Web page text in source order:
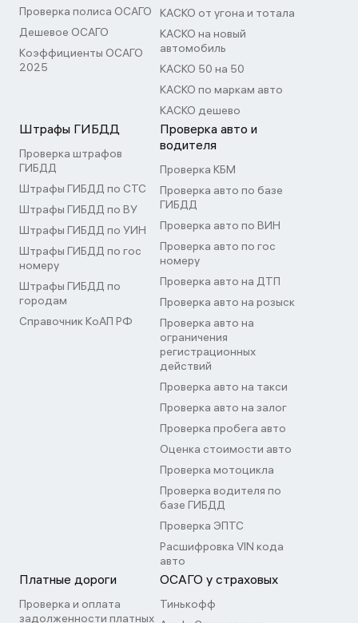
Проверка полиса ОСАГО
Дешевое ОСАГО
Коэффициенты ОСАГО
2025
КАСКО от угона и тотала
КАСКО на новый
автомобиль
КАСКО 50 на 50
КАСКО по маркам авто
КАСКО дешево
Штрафы ГИБДД
Проверка штрафов
ГИБДД
Штрафы ГИБДД по СТС
Штрафы ГИБДД по ВУ
Штрафы ГИБДД по УИН
Штрафы ГИБДД по гос
номеру
Штрафы ГИБДД по
городам
Справочник КоАП РФ
Проверка авто и
водителя
Проверка КБМ
Проверка авто по базе
ГИБДД
Проверка авто по ВИН
Проверка авто по гос
номеру
Проверка авто на ДТП
Проверка авто на розыск
Проверка авто на
ограничения
регистрационных
действий
Проверка авто на такси
Проверка авто на залог
Проверка пробега авто
Оценка стоимости авто
Проверка мотоцикла
Проверка водителя по
базе ГИБДД
Проверка ЭПТС
Расшифровка VIN кода
авто
Платные дороги
Проверка и оплата
задолженности платных
ОСАГО у страховых
Тинькофф